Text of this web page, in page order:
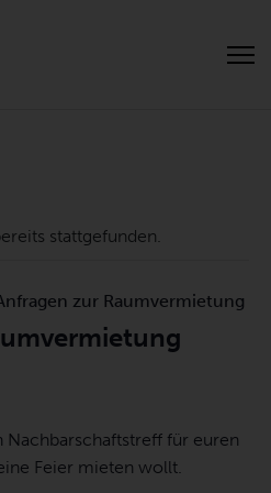
stattgefunden.
zur Raumvermietung
für euren
Feier mieten wollt.